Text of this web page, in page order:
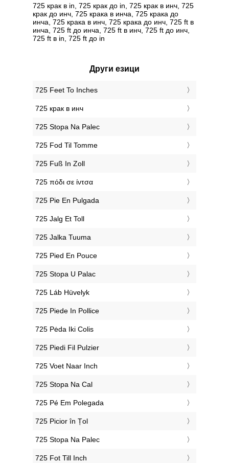
725 крак в in, 725 крак до in, 725 крак в инч, 725
крак до инч, 725 крака в инча, 725 крака до
инча, 725 крака в инч, 725 крака до инч, 725 ft в
инча, 725 ft до инча, 725 ft в инч, 725 ft до инч,
725 ft в in, 725 ft до in
Други езици
‎725 Feet To Inches
‎725 крак в инч
‎725 Stopa Na Palec
‎725 Fod Til Tomme
‎725 Fuß In Zoll
‎725 πόδι σε ίντσα
‎725 Pie En Pulgada
‎725 Jalg Et Toll
‎725 Jalka Tuuma
‎725 Pied En Pouce
‎725 Stopa U Palac
‎725 Láb Hüvelyk
‎725 Piede In Pollice
‎725 Pėda Iki Colis
‎725 Piedi Fil Pulzier
‎725 Voet Naar Inch
‎725 Stopa Na Cal
‎725 Pé Em Polegada
‎725 Picior în Țol
‎725 Stopa Na Palec
‎725 Fot Till Inch